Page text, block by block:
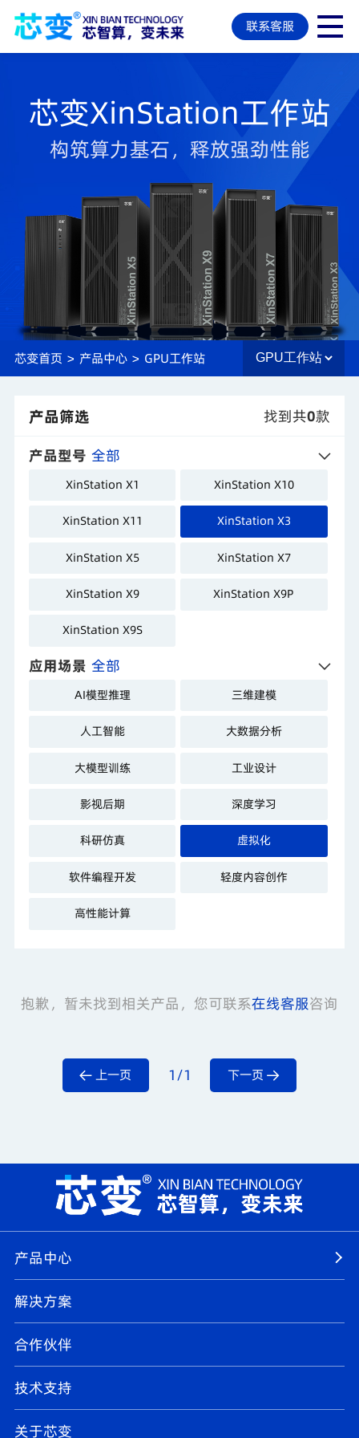
联系客服
芯变XinStation工作站
构筑算力基石，释放强劲性能
芯变首页 > 产品中心 > GPU工作站
产品筛选 找到共0款
产品型号 全部
XinStation X1 XinStation X10
XinStation X11 XinStation X3
XinStation X5 XinStation X7
XinStation X9 XinStation X9P
XinStation X9S
应用场景 全部
AI模型推理 三维建模
人工智能 大数据分析
大模型训练 工业设计
影视后期 深度学习
科研仿真 虚拟化
软件编程开发 轻度内容创作
高性能计算
抱歉，暂未找到相关产品，您可联系在线客服咨询
上一页 1/1 下一页
产品中心
解决方案
合作伙伴
技术支持
关于芯变